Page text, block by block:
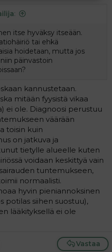
:
itse hyväksy itseään.
tai ehkä
hoidetaan, mutta jos
päinvastoin
kannustetaan.
mitään fyysistä vikaa
ei ole. Diagnoosi perustuu
väärään
toisin kuin
on jatkuva ja
tietylle alueelle kuten
voidaan keskittyä vain
tuntemukseen,
normaalisti.
hyvin pieniannoksinen
potilas siihen suostuu),
lääkityksellä ei ole
Vastaa